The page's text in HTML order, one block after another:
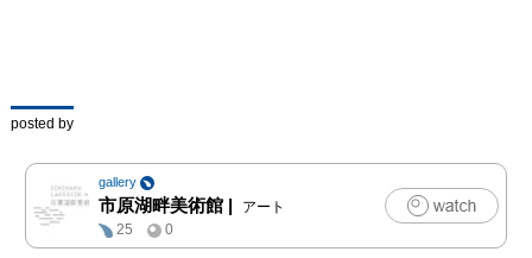
て近代化と戦争。
祀（まつり）と 政（ま
つり）が重なり合う異空
間へ、あなたを誘いま
す。
posted by
gallery
市原湖畔美術館 |
アート
25
0